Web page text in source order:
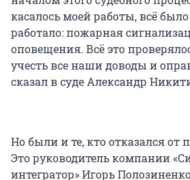
касалось моей работы, всё
работало: пожарная
оповещения. Всё это
учесть все наши доводы и
сказал в суде Александр
Но были и те, кто отказался от
Это руководитель компании
интегратор» Игорь